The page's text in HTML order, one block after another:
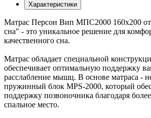
Характеристики
Матрас Персон Вип МПС2000 160х200
сна" - это уникальное решение для
качественного сна.
Матрас обладает специальной
обеспечивает оптимальную поддержку
расслабление мышц. В основе матраса -
пружинный блок MPS-2000, который
поддержку позвоночника благодаря
спальное место.